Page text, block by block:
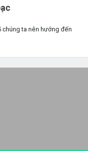
ta nên hướng đến